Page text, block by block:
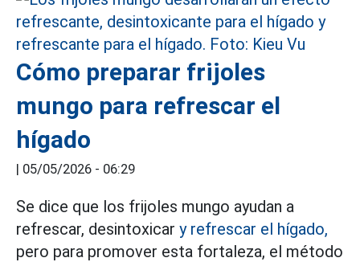
Cómo preparar frijoles
mungo para refrescar el
hígado
| 05/05/2026 - 06:29
Se dice que los frijoles mungo ayudan a
refrescar, desintoxicar y refrescar el hígado,
pero para promover esta fortaleza, el método